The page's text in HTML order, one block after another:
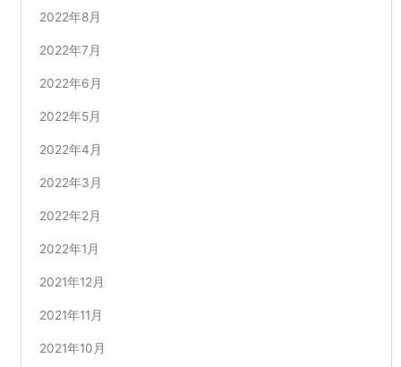
2022年8月
2022年7月
2022年6月
2022年5月
2022年4月
2022年3月
2022年2月
2022年1月
2021年12月
2021年11月
2021年10月